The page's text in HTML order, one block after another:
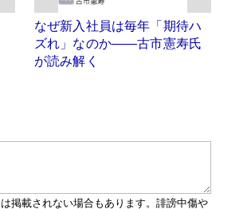
なぜ新入社員は毎年「期待ハ
ズれ」なのか――古市憲寿氏
が読み解く